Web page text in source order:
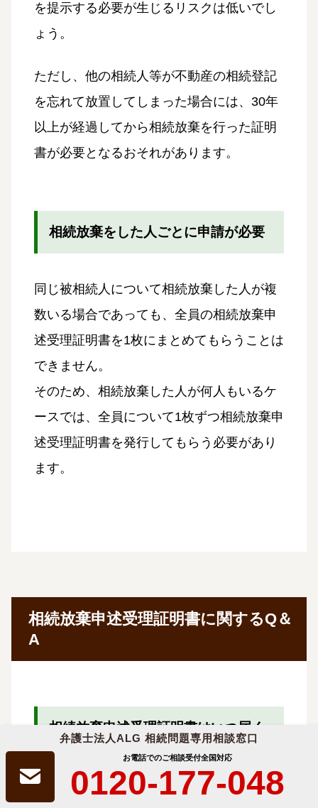
弁護士法人ALG 相続問題専用相談窓口
お電話でのご相談受付全国対応
0120-177-048
を提示する必要が生じるリスクは低いでし
ょう。
ただし、他の相続人等が不動産の相続登記
を忘れて放置してしまった場合には、30年
以上が経過してから相続放棄を行った証明
書が必要となるおそれがあります。
相続放棄をした人ごとに申請が必要
同じ被相続人について相続放棄した人が複
数いる場合であっても、全員の相続放棄申
述受理証明書を1枚にまとめてもらうことは
できません。
そのため、相続放棄した人が何人もいるケ
ースでは、全員について1枚ずつ相続放棄申
述受理証明書を発行してもらう必要があり
ます。
相続放棄申述受理証明書に関するQ＆
A
相続放棄申述受理証明書はいつ届く
のでしょうか？